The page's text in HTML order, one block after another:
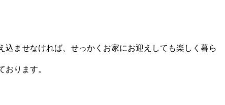
ませなければ、せっかくお家にお迎えしても楽しく暮ら
ります。